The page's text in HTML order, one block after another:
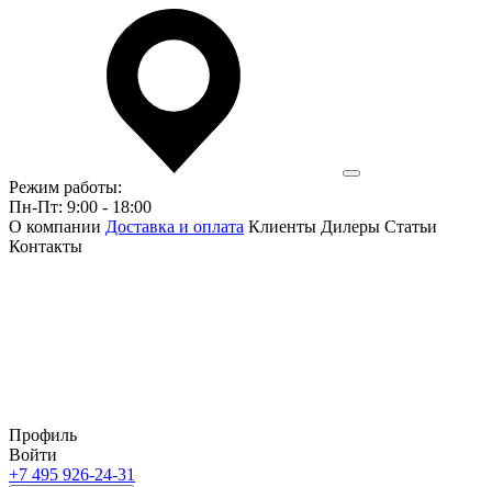
Режим работы:
Пн-Пт: 9:00 - 18:00
О компании Доставка и оплата Клиенты Дилеры Статьи
Контакты
Профиль
Войти
+7 495 926-24-31